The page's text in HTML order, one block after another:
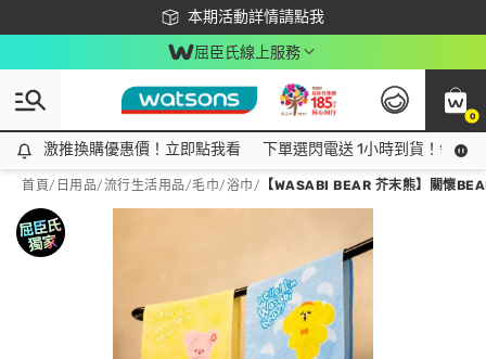
本期活動詳情請點我
下載app最高回饋$350
屈臣氏線上服務
0
激推換購優惠價！立即點我看
激推換購優惠價！立即點我看 下單選閃電送 1小時到貨！領神
首頁/ 日用品/流行生活用品/毛巾/浴巾/ 【WASABI BEAR 芥末熊】關懷